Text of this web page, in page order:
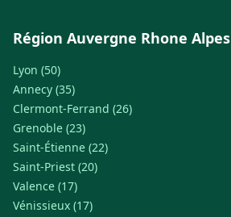
Région Auvergne Rhone Alpes
Lyon (50)
Annecy (35)
Clermont-Ferrand (26)
Grenoble (23)
Saint-Étienne (22)
Saint-Priest (20)
Valence (17)
Vénissieux (17)